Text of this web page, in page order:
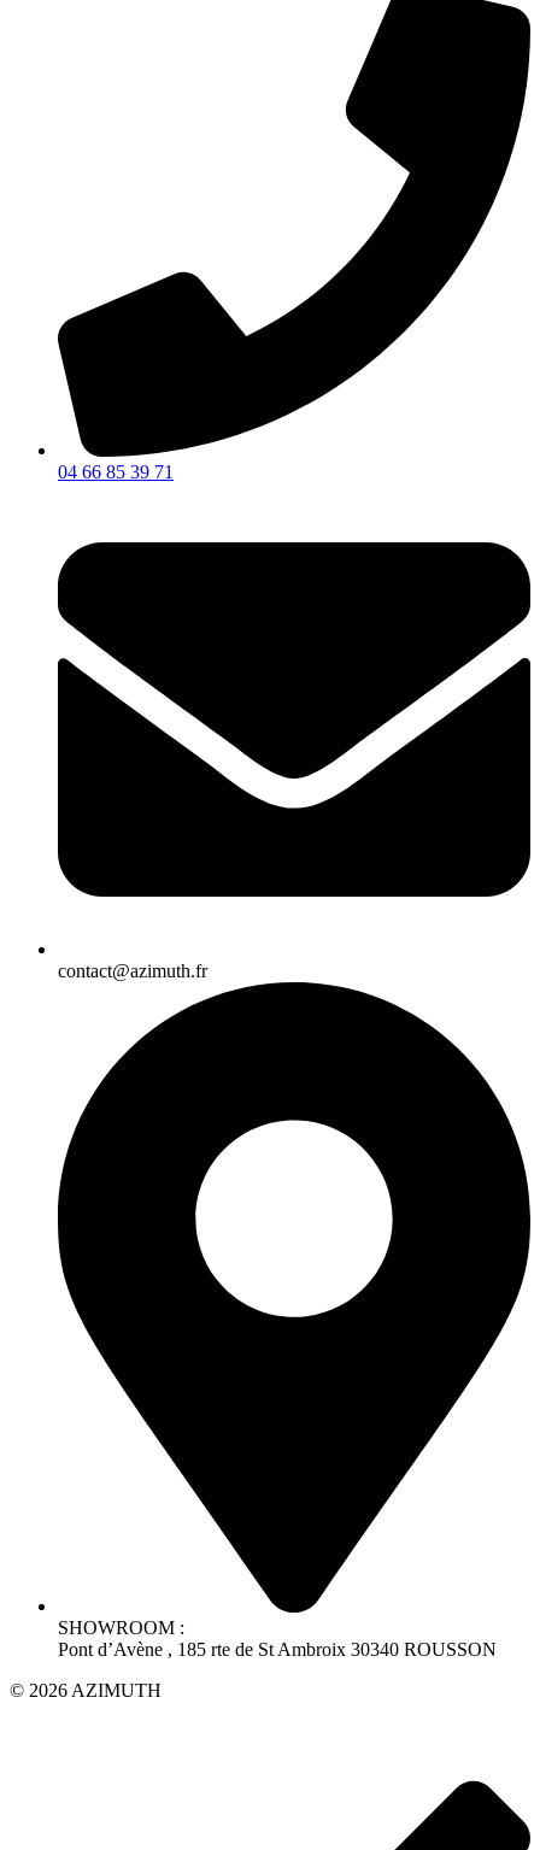
04 66 85 39 71
contact@azimuth.fr
SHOWROOM :
Pont d’Avène , 185 rte de St Ambroix 30340 ROUSSON
© 2026 AZIMUTH